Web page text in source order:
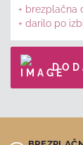
+ brezplačna
+ darilo po